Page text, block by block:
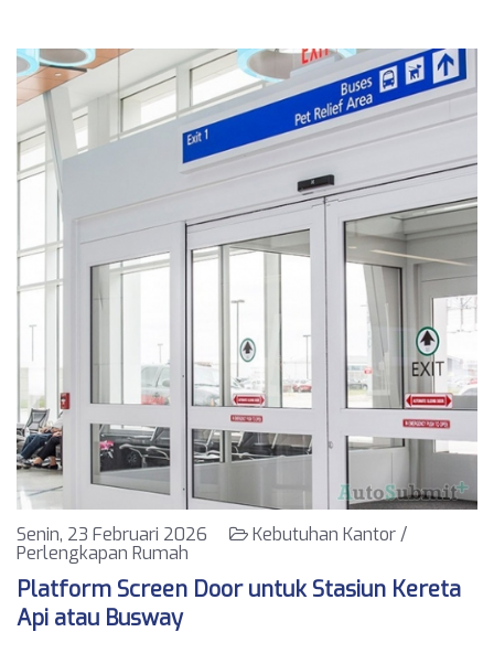
Senin, 23 Februari 2026
Kebutuhan Kantor /
Perlengkapan Rumah
Platform Screen Door untuk Stasiun Kereta
Api atau Busway